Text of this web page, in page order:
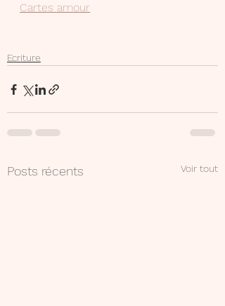
Cartes amour
Ecriture
Posts récents Voir tout